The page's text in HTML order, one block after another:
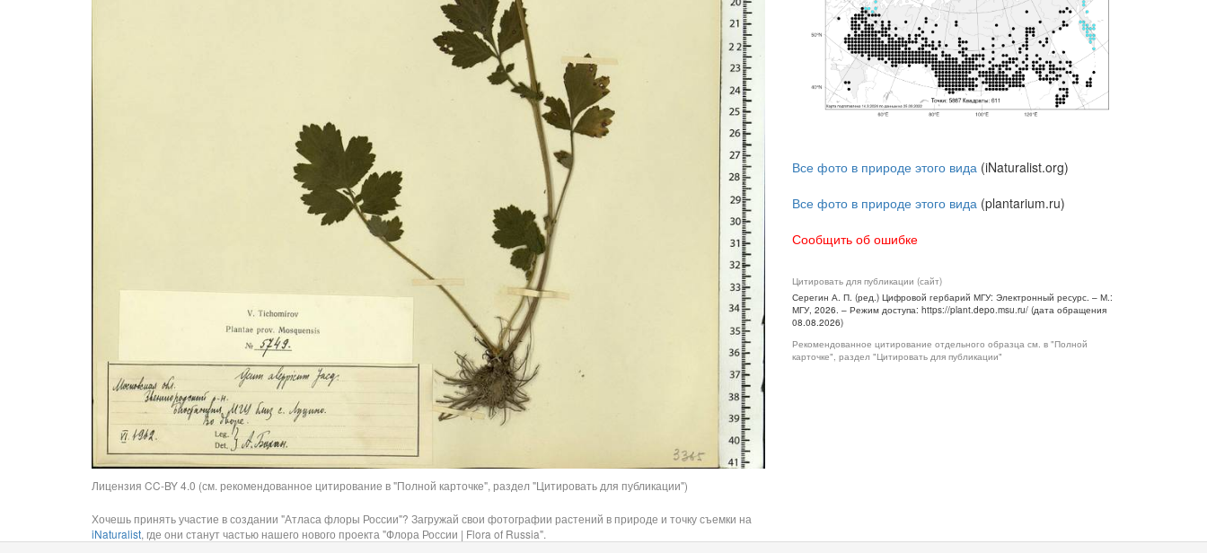
Лицензия CC-BY 4.0 (см. рекомендованное цитирование в "Полной карточке", раздел "Цитировать для публикации")
Хочешь принять участие в создании "Атласа флоры России"? Загружай свои фотографии растений в природе и точку съемки на
iNaturalist, где они станут частью нашего нового проекта "Флора России | Flora of Russia".
Все фото в природе этого вида (iNaturalist.org)
Все фото в природе этого вида (plantarium.ru)
Сообщить об ошибке
Цитировать для публикации (сайт)
Серегин А. П. (ред.) Цифровой гербарий МГУ: Электронный ресурс. – М.:
МГУ, 2026. – Режим доступа: https://plant.depo.msu.ru/ (дата обращения
08.08.2026)
Рекомендованное цитирование отдельного образца см. в "Полной
карточке", раздел "Цитировать для публикации"